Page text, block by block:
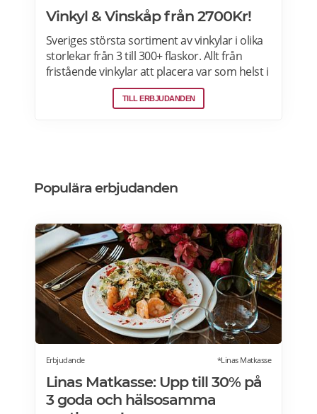
Vinkyl & Vinskåp från 2700Kr!
Sveriges största sortiment av vinkylar i olika
storlekar från 3 till 300+ flaskor. Allt från
fristående vinkylar att placera var som helst i
hemmet, till inbyggda eller integrerbara
vinkylar som elegant smälter in i
TILL ERBJUDANDEN
Populära erbjudanden
Erbjudande *Linas Matkasse
Linas Matkasse: Upp till 30% på
3 goda och hälsosamma